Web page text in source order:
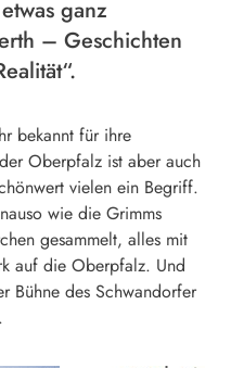
ganz
– Geschichten
bekannt für ihre
Oberpfalz ist aber auch
vielen ein Begriff.
wie die Grimms
gesammelt, alles mit
auf die Oberpfalz. Und
Bühne des Schwandorfer